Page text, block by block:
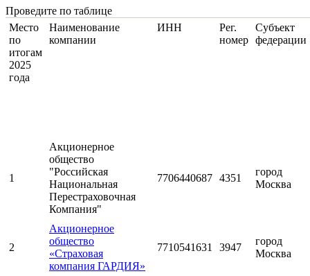
Проведите по таблице
Место
по
итогам
2025
года
Наименование
компании
ИНН
Рег.
номер
Субъект
федерации
1
Акционерное
общество
"Российская
Национальная
Перестраховочная
Компания"
7706440687 4351
город
Москва
2
Акционерное
общество
«Страховая
компания ГАРДИЯ»
7710541631 3947
город
Москва